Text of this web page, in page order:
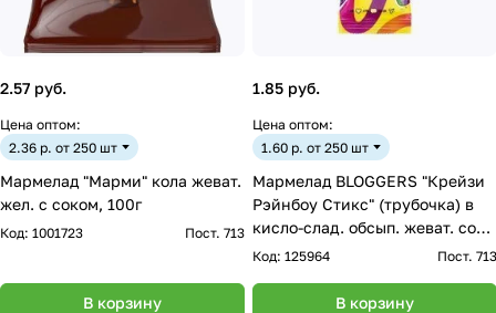
2.57 руб.
Цена оптом:
2.36 р. от 250 шт
Мармелад "Марми" кола жеват.
жел. с соком, 100г
Код: 1001723 Пост. 713
В корзину
1.85 руб.
Цена оптом:
1.60 р. от 250 шт
Мармелад BLOGGERS "Крейзи
Рэйнбоу Стикс" (трубочка) в
кисло-слад. обсып. жеват. со
вк. тутти-фрутти с желейн.
Код: 125964 Пост. 713
В корзину